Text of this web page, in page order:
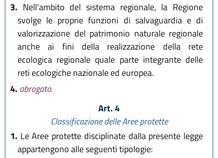
3. Nell'ambito del sistema regionale, la Regione
svolge le proprie funzioni di salvaguardia e di
valorizzazione del patrimonio naturale regionale
anche ai fini della realizzazione della rete
ecologica regionale quale parte integrante delle
reti ecologiche nazionale ed europea.
4. abrogato.
Art. 4
Classificazione delle Aree protette
1. Le Aree protette disciplinate dalla presente legge
appartengono alle seguenti tipologie: